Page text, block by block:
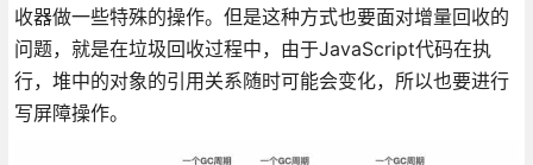
收器做一些特殊的操作。但是这种方式也要面对增量回收的
问题，就是在垃圾回收过程中，由于JavaScript代码在执
行，堆中的对象的引用关系随时可能会变化，所以也要进行
写屏障操作。